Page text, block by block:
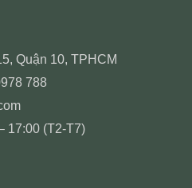
Quận 10, TPHCM
788
17:00 (T2-T7)